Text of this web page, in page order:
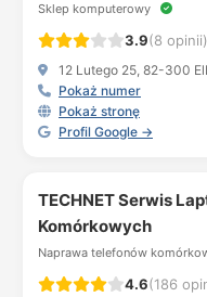
Sklep komputerowy
3.9(8 opinii)
12 Lutego 25, 82-300
Pokaż numer
Pokaż stronę
Profil Google →
TECHNET Serwis
Komórkowych
Naprawa telefonów
4.6(186